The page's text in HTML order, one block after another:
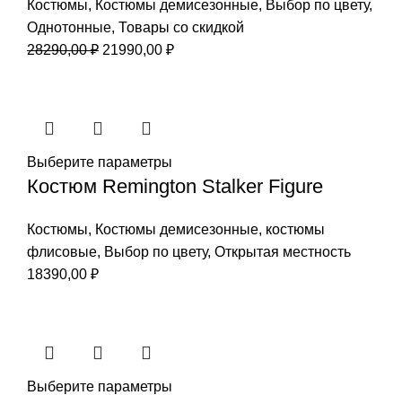
Костюмы, Костюмы демисезонные, Выбор по цвету,
Однотонные, Товары со скидкой
28290,00₽ Первоначальная
21990,00 ₽Текущая
Выберите параметры
Костюм Remington Stalker Figure
Костюмы, Костюмы демисезонные, костюмы
флисовые, Выбор по цвету, Открытая местность
18390,00 ₽
Выберите параметры